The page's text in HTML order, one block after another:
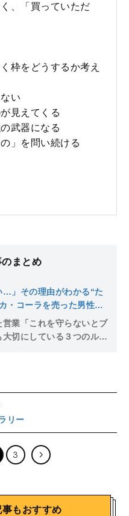
、「買っていただ
枠をどうするか考え
い
見えてくる
武器になる
」を問い続ける
まとめ
…」その理由がわかる“た
・コーラを売った男性が
業「これを守らないとブ
切にしている３つのルー
リー
3
もおすすめ